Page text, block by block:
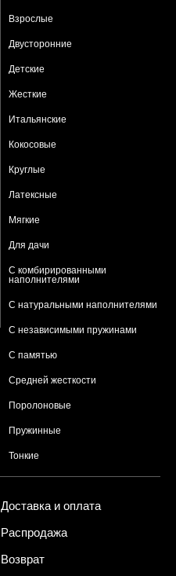
Взрослые
Двусторонние
Детские
Жесткие
Итальянские
Кокосовые
Круглые
Латексные
Мягкие
Для дачи
С комбирированными
наполнителями
С натуральными наполнителями
С независимыми пружинами
С памятью
Средней жесткости
Поролоновые
Пружинные
Тонкие
Доставка и оплата
Распродажа
Возврат